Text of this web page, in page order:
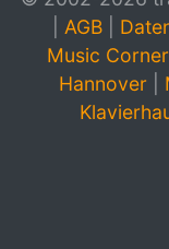
AGB
Music
Hannover